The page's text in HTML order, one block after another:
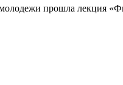
прошла лекция